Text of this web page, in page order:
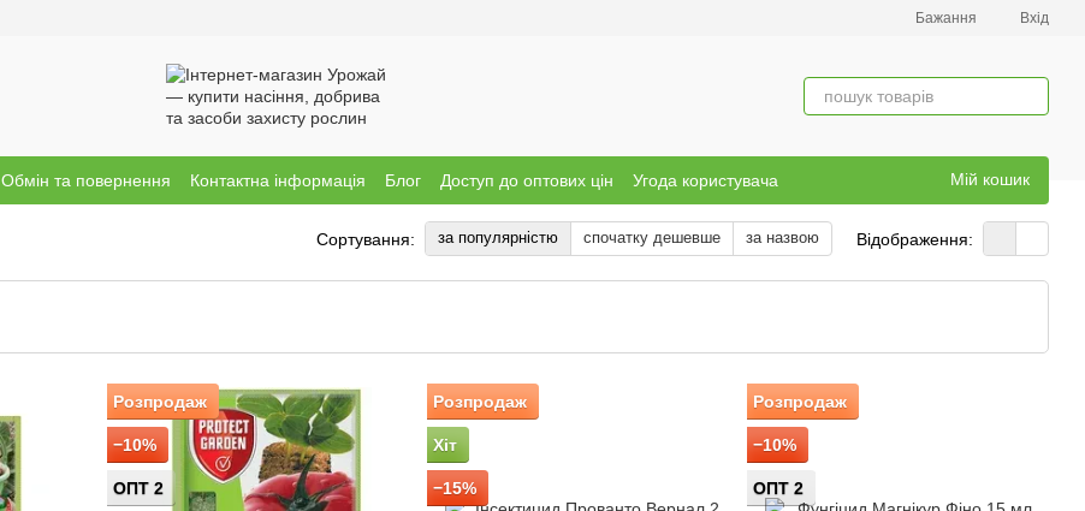
Бажання Вхід
Обмін та повернення Контактна інформація Блог Доступ до оптових цін
Угода користувача
Мій кошик
Сортування: за популярністю спочатку дешевше за назвою Відображення:
Розпродаж
−10%
ОПТ 2
Розпродаж
Хіт
−15%
Розпродаж
−10%
ОПТ 2